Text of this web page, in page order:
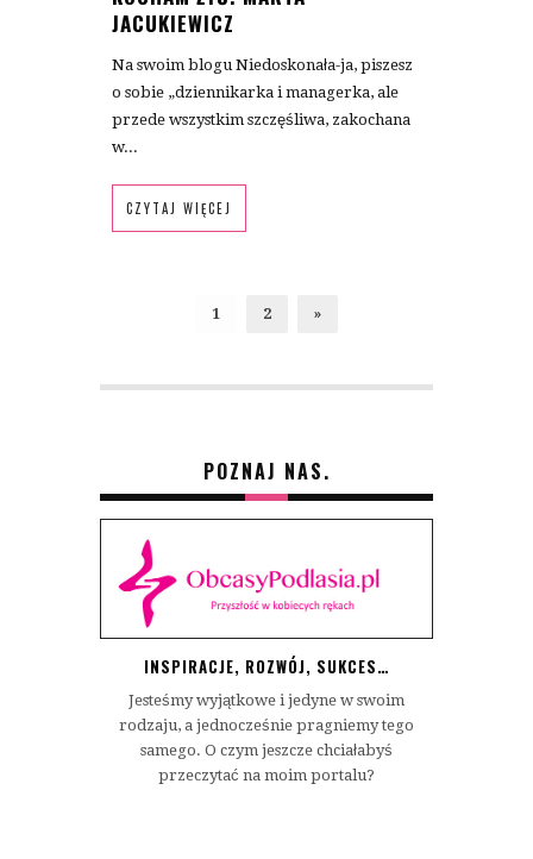
JACUKIEWICZ
Na swoim blogu Niedoskonała-ja, piszesz
o sobie „dziennikarka i managerka, ale
przede wszystkim szczęśliwa, zakochana
w...
CZYTAJ WIĘCEJ
1 2 »
POZNAJ NAS.
INSPIRACJE, ROZWÓJ, SUKCES…
Jesteśmy wyjątkowe i jedyne w swoim
rodzaju, a jednocześnie pragniemy tego
samego. O czym jeszcze chciałabyś
przeczytać na moim portalu?